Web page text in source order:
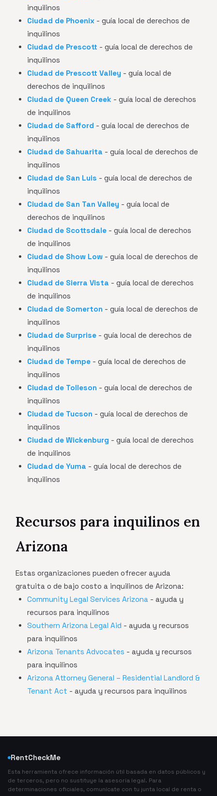
inquilinos
Ciudad de Phoenix - guía local de derechos de
inquilinos
Ciudad de Prescott - guía local de derechos de
inquilinos
Ciudad de Prescott Valley - guía local de
derechos de inquilinos
Ciudad de Queen Creek - guía local de derechos
de inquilinos
Ciudad de Safford - guía local de derechos de
inquilinos
Ciudad de Sahuarita - guía local de derechos de
inquilinos
Ciudad de San Luis - guía local de derechos de
inquilinos
Ciudad de San Tan Valley - guía local de
derechos de inquilinos
Ciudad de Scottsdale - guía local de derechos
de inquilinos
Ciudad de Show Low - guía local de derechos de
inquilinos
Ciudad de Sierra Vista - guía local de derechos
de inquilinos
Ciudad de Somerton - guía local de derechos de
inquilinos
Ciudad de Surprise - guía local de derechos de
inquilinos
Ciudad de Tempe - guía local de derechos de
inquilinos
Ciudad de Tolleson - guía local de derechos de
inquilinos
Ciudad de Tucson - guía local de derechos de
inquilinos
Ciudad de Wickenburg - guía local de derechos
de inquilinos
Ciudad de Yuma - guía local de derechos de
inquilinos
Recursos para inquilinos en
Arizona
Estas organizaciones pueden ofrecer ayuda
gratuita o de bajo costo a inquilinos de Arizona:
Community Legal Services Arizona - ayuda y
recursos para inquilinos
Southern Arizona Legal Aid - ayuda y recursos
para inquilinos
Arizona Tenants Advocates - ayuda y recursos
para inquilinos
Arizona Attorney General – Residential Landlord &
Tenant Act - ayuda y recursos para inquilinos
RentCheckMe
Esta herramienta ofrece información útil basada en datos públicos y
de terceros, pero no sustituye la asesoría legal. Para
determinaciones oficiales, comunícate con tu junta local de renta o